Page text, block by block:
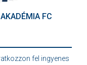
FC
fel ingyenes